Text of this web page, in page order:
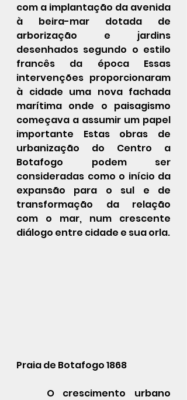
com a implantação da avenida
à beira-mar dotada de
arborização e jardins
desenhados segundo o estilo
francês da época Essas
intervenções proporcionaram
à cidade uma nova fachada
marítima onde o paisagismo
começava a assumir um papel
importante Estas obras de
urbanização do Centro a
Botafogo podem ser
consideradas como o início da
expansão para o sul e de
transformação da relação
com o mar, num crescente
Praia de Botafogo 1868